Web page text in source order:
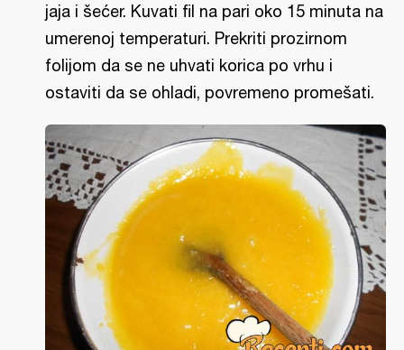
jaja i šećer. Kuvati fil na pari oko 15 minuta na
umerenoj temperaturi. Prekriti prozirnom
folijom da se ne uhvati korica po vrhu i
ostaviti da se ohladi, povremeno promešati.